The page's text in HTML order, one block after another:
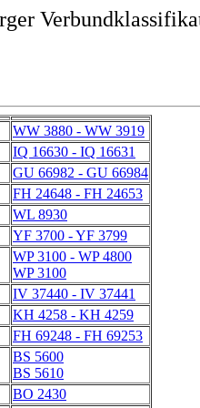
WW 3880 - WW 3919
IQ 16630 - IQ 16631
GU 66982 - GU 66984
FH 24648 - FH 24653
WL 8930
YF 3700 - YF 3799
WP 3100 - WP 4800
WP 3100
IV 37440 - IV 37441
KH 4258 - KH 4259
FH 69248 - FH 69253
BS 5600
BS 5610
BO 2430